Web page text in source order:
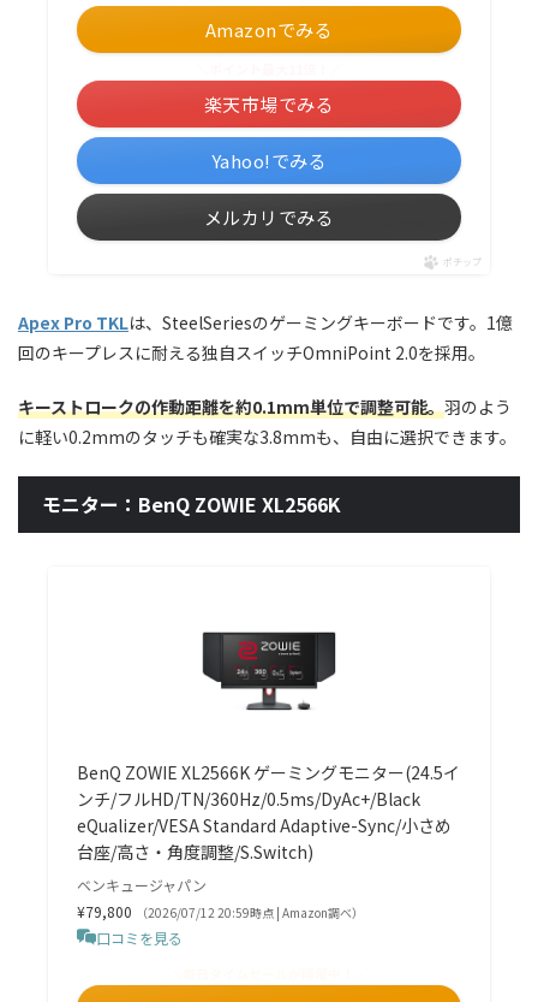
Amazonでみる
楽天市場でみる
Yahoo!でみる
メルカリでみる
ポチップ
Apex Pro TKLは、SteelSeriesのゲーミングキーボードです。1億
回のキープレスに耐える独自スイッチOmniPoint 2.0を採用。
キーストロークの作動距離を約0.1mm単位で調整可能。羽のよう
に軽い0.2mmのタッチも確実な3.8mmも、自由に選択できます。
モニター：BenQ ZOWIE XL2566K
BenQ ZOWIE XL2566K ゲーミングモニター(24.5イ
ンチ/フルHD/TN/360Hz/0.5ms/DyAc+/Black
eQualizer/VESA Standard Adaptive-Sync/小さめ
台座/高さ・角度調整/S.Switch)
ベンキュージャパン
¥79,800
（2026/07/12 20:59時点 | Amazon調べ）
口コミを見る